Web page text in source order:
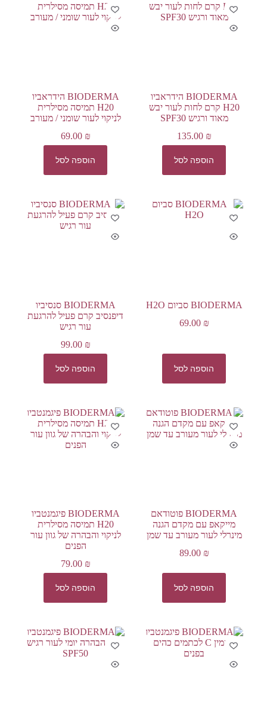
BIODERMA הידראביו
H20 קרם לחות לעור יבש
מאוד ורגיש SPF30
135.00 ₪
הוספה לסל
BIODERMA הידראביו
H20 תמיסה מסילרית
לניקוי לעור שומני / מעורב
69.00 ₪
הוספה לסל
BIODERMA סביום H2O
69.00 ₪
הוספה לסל
BIODERMA סנסיביו
דיפנסיב קרם פעיל להרגעת
עור רגיש
99.00 ₪
הוספה לסל
BIODERMA פוטודאם
מייקאפ עם מקדם הגנה
מינרלי לעור מעורב עד שמן
89.00 ₪
הוספה לסל
BIODERMA פיגמנטביו
H20 תמיסה מסילרית
לניקוי והבהרה של גוון עור
הפנים
79.00 ₪
הוספה לסל